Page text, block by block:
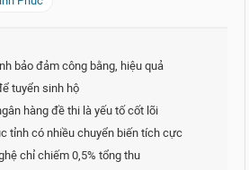
bảo đảm công bằng, hiệu quả
tuyển sinh hộ
hàng đề thi là yếu tố cốt lõi
tỉnh có nhiều chuyển biến tích cực
chỉ chiếm 0,5% tổng thu